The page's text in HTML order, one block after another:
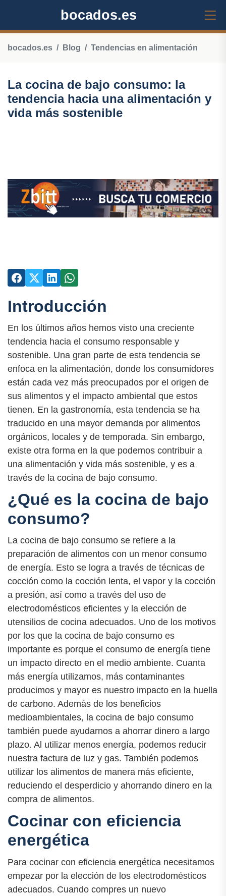
bocados.es
bocados.es Blog Tendencias en alimentación
La cocina de bajo consumo: la
tendencia hacia una alimentación y
vida más sostenible
Introducción
En los últimos años hemos visto una creciente
tendencia hacia el consumo responsable y
sostenible. Una gran parte de esta tendencia se
enfoca en la alimentación, donde los consumidores
están cada vez más preocupados por el origen de
sus alimentos y el impacto ambiental que estos
tienen. En la gastronomía, esta tendencia se ha
traducido en una mayor demanda por alimentos
orgánicos, locales y de temporada. Sin embargo,
existe otra forma en la que podemos contribuir a
una alimentación y vida más sostenible, y es a
través de la cocina de bajo consumo.
¿Qué es la cocina de bajo
consumo?
La cocina de bajo consumo se refiere a la
preparación de alimentos con un menor consumo
de energía. Esto se logra a través de técnicas de
cocción como la cocción lenta, el vapor y la cocción
a presión, así como a través del uso de
electrodomésticos eficientes y la elección de
utensilios de cocina adecuados. Uno de los motivos
por los que la cocina de bajo consumo es
importante es porque el consumo de energía tiene
un impacto directo en el medio ambiente. Cuanta
más energía utilizamos, más contaminantes
producimos y mayor es nuestro impacto en la huella
de carbono. Además de los beneficios
medioambientales, la cocina de bajo consumo
también puede ayudarnos a ahorrar dinero a largo
plazo. Al utilizar menos energía, podemos reducir
nuestra factura de luz y gas. También podemos
utilizar los alimentos de manera más eficiente,
reduciendo el desperdicio y ahorrando dinero en la
compra de alimentos.
Cocinar con eficiencia
energética
Para cocinar con eficiencia energética necesitamos
empezar por la elección de los electrodomésticos
adecuados. Cuando compres un nuevo